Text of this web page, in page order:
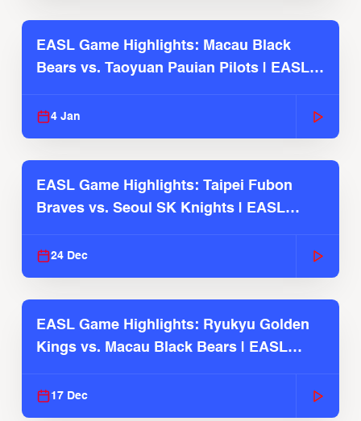
EASL Game Highlights: Macau Black
Bears vs. Taoyuan Pauian Pilots | EASL
4 Jan
EASL Game Highlights: Taipei Fubon
Braves vs. Seoul SK Knights | EASL
24 Dec
EASL Game Highlights: Ryukyu Golden
Kings vs. Macau Black Bears | EASL
17 Dec